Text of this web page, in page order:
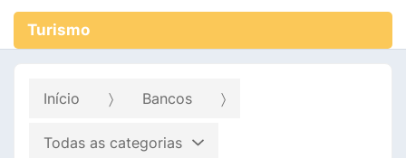
Turismo
Início Bancos
Todas as categorias